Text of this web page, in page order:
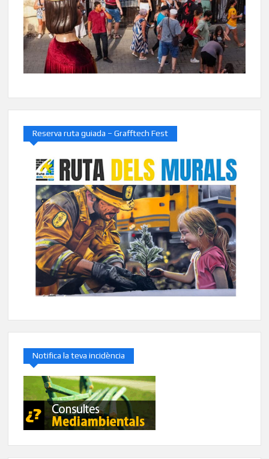
Reserva ruta guiada – Grafftech Fest
Notifica la teva incidència